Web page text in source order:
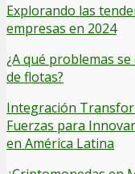
Explorando las
empresas en 2024
¿A qué problemas
de flotas?
Integración
Fuerzas para
en América Latina